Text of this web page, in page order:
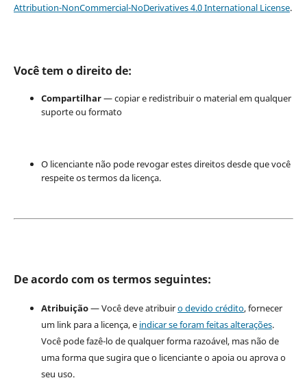
Attribution-NonCommercial-NoDerivatives 4.0 International License.
Você tem o direito de:
Compartilhar— copiar e redistribuir o material em qualquer
suporte ou formato
O licenciante não pode revogar estes direitos desde que você
respeite os termos da licença.
De acordo com os termos seguintes:
Atribuição— Você deve atribuiro devido crédito, fornecer
um link para a licença, e indicar se foram feitas alterações.
Você pode fazê-lo de qualquer forma razoável, mas não de
uma forma que sugira que o licenciante o apoia ou aprova o
seu uso.